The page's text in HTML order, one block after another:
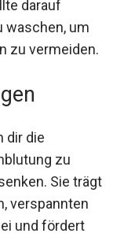
ist somit
Stoffteile
separat zu
die Noppen
dir die
zu